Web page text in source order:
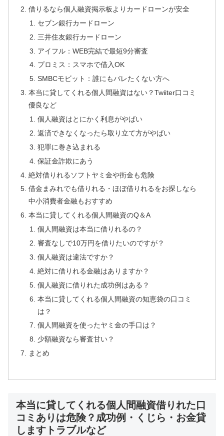
借りるなら個人融資掲示板よりカードローンが安全
セブン銀行カードローン
三井住友銀行カードローン
アイフル：WEB完結で最短9分審査
プロミス：スマホで借入OK
SMBCモビット：誰にもバレたくない方へ
本当に貸してくれる個人間融資はない？Twiiter口コミ
優良など
個人融資はとにかく利息がやばい
返済できなくなったら取り立て方がやばい
犯罪に巻き込まれる
保証金詐欺にあう
絶対借りれるソフトヤミ金や街金も危険
借金まみれでも借りれる・ほぼ借りれるをお探しなら
中小消費者金融もおすすめ
本当に貸してくれる個人間融資のQ＆A
個人間融資は本当に借りれるの？
審査なしで10万円を借りたいのですが？
個人融資は違法ですか？
絶対に借りれる金融はありますか？
個人融資に借りれた成功例はある？
本当に貸してくれる個人間融資の知恵袋の口コミ
は？
個人間融資を使ったヤミ金の手口は？
少額融資なら審査甘い？
まとめ
本当に貸してくれる個人間融資借りれた口
コミありは危険？成功例・くじら・お金貸
しますトラブルなど